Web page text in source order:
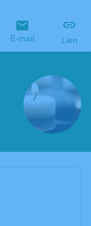
E-mail Lien